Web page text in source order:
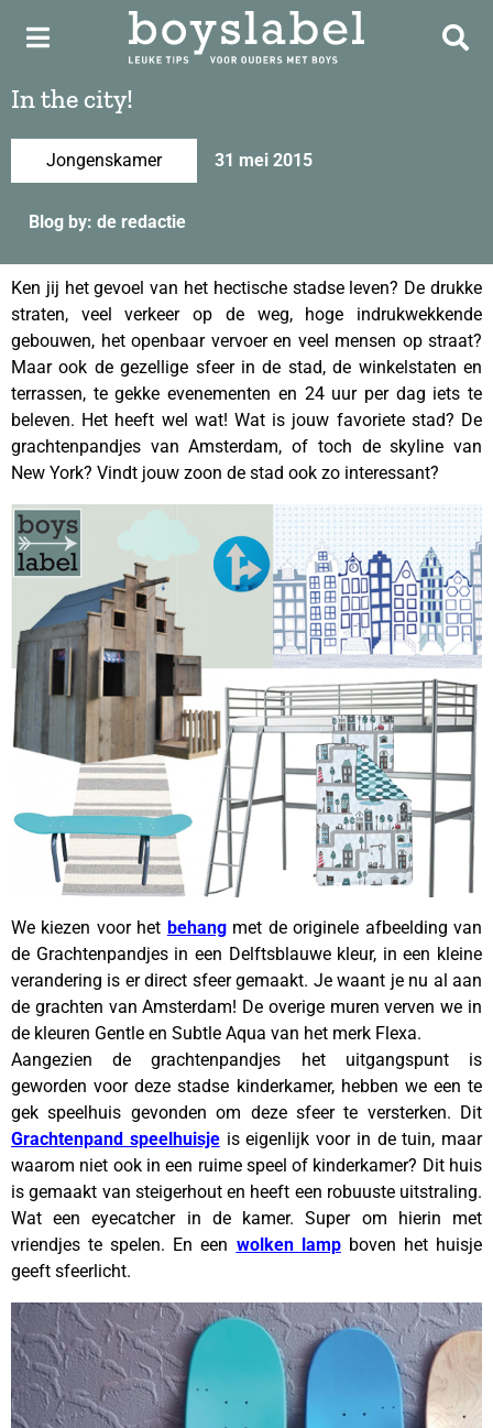
In the city!
Jongenskamer 31 mei 2015
Blog by: de redactie
Ken jij het gevoel van het hectische stadse leven? De drukke
straten, veel verkeer op de weg, hoge indrukwekkende
gebouwen, het openbaar vervoer en veel mensen op straat?
Maar ook de gezellige sfeer in de stad, de winkelstaten en
terrassen, te gekke evenementen en 24 uur per dag iets te
beleven. Het heeft wel wat! Wat is jouw favoriete stad? De
grachtenpandjes van Amsterdam, of toch de skyline van
New York? Vindt jouw zoon de stad ook zo interessant?
We kiezen voor het behangmet de originele afbeelding van
de Grachtenpandjes in een Delftsblauwe kleur, in een kleine
verandering is er direct sfeer gemaakt. Je waant je nu al aan
de grachten van Amsterdam! De overige muren verven we in
de kleuren Gentle en Subtle Aqua van het merk Flexa.
Aangezien de grachtenpandjes het uitgangspunt is
geworden voor deze stadse kinderkamer, hebben we een te
gek speelhuis gevonden om deze sfeer te versterken. Dit
Grachtenpand speelhuisjeis eigenlijk voor in de tuin, maar
waarom niet ook in een ruime speel of kinderkamer? Dit huis
is gemaakt van steigerhout en heeft een robuuste uitstraling.
Wat een eyecatcher in de kamer. Super om hierin met
vriendjes te spelen. En een wolken lampboven het huisje
geeft sfeerlicht.